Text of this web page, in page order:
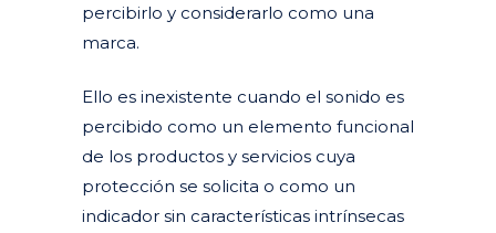
percibirlo y considerarlo como una
marca.
Ello es inexistente cuando el sonido es
percibido como un elemento funcional
de los productos y servicios cuya
protección se solicita o como un
indicador sin características intrínsecas